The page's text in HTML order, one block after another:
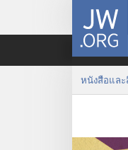
JW.ORG
หนังสือและ